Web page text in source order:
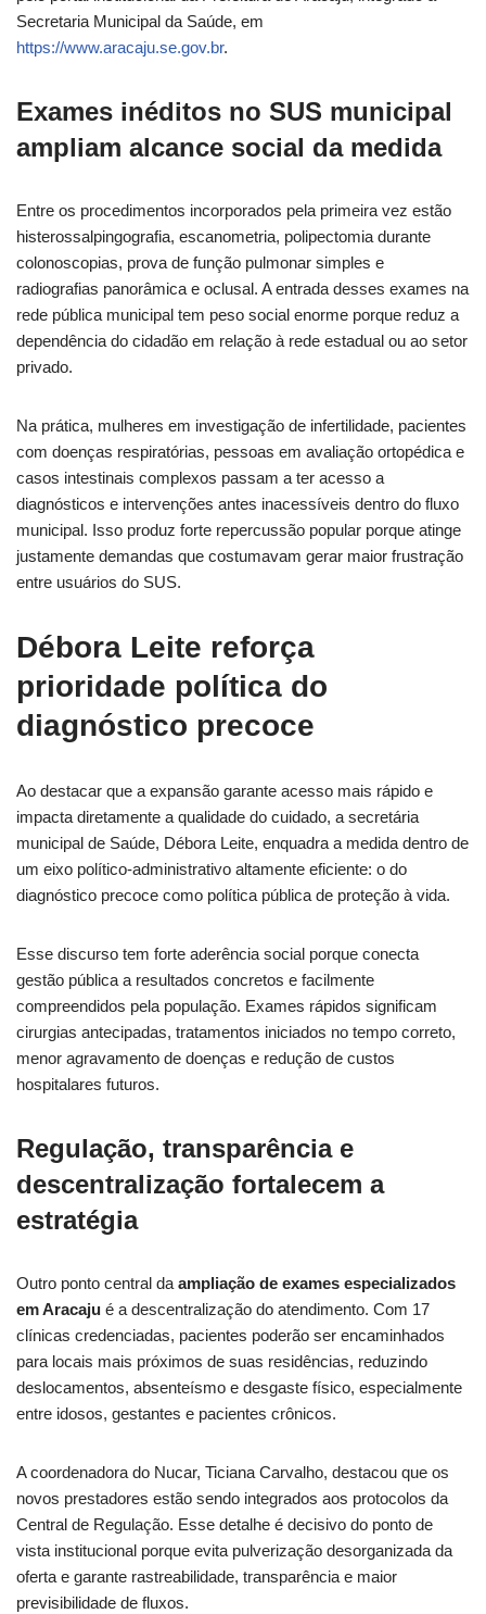
Secretaria Municipal da Saúde, em
https://www.aracaju.se.gov.br.
Exames inéditos no SUS municipal
ampliam alcance social da medida
Entre os procedimentos incorporados pela primeira vez estão
histerossalpingografia, escanometria, polipectomia durante
colonoscopias, prova de função pulmonar simples e
radiografias panorâmica e oclusal. A entrada desses exames na
rede pública municipal tem peso social enorme porque reduz a
dependência do cidadão em relação à rede estadual ou ao setor
privado.
Na prática, mulheres em investigação de infertilidade, pacientes
com doenças respiratórias, pessoas em avaliação ortopédica e
casos intestinais complexos passam a ter acesso a
diagnósticos e intervenções antes inacessíveis dentro do fluxo
municipal. Isso produz forte repercussão popular porque atinge
justamente demandas que costumavam gerar maior frustração
entre usuários do SUS.
Débora Leite reforça
prioridade política do
diagnóstico precoce
Ao destacar que a expansão garante acesso mais rápido e
impacta diretamente a qualidade do cuidado, a secretária
municipal de Saúde, Débora Leite, enquadra a medida dentro de
um eixo político-administrativo altamente eficiente: o do
diagnóstico precoce como política pública de proteção à vida.
Esse discurso tem forte aderência social porque conecta
gestão pública a resultados concretos e facilmente
compreendidos pela população. Exames rápidos significam
cirurgias antecipadas, tratamentos iniciados no tempo correto,
menor agravamento de doenças e redução de custos
hospitalares futuros.
Regulação, transparência e
descentralização fortalecem a
estratégia
Outro ponto central da ampliação de exames especializados
em Aracaju é a descentralização do atendimento. Com 17
clínicas credenciadas, pacientes poderão ser encaminhados
para locais mais próximos de suas residências, reduzindo
deslocamentos, absenteísmo e desgaste físico, especialmente
entre idosos, gestantes e pacientes crônicos.
A coordenadora do Nucar, Ticiana Carvalho, destacou que os
novos prestadores estão sendo integrados aos protocolos da
Central de Regulação. Esse detalhe é decisivo do ponto de
vista institucional porque evita pulverização desorganizada da
oferta e garante rastreabilidade, transparência e maior
previsibilidade de fluxos.